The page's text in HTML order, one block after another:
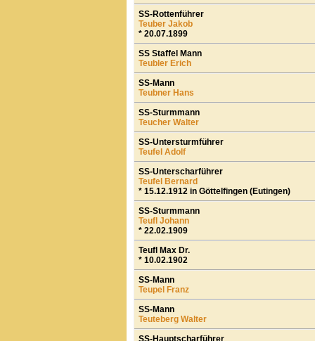
SS-Rottenführer
Teuber Jakob
* 20.07.1899
SS Staffel Mann
Teubler Erich
SS-Mann
Teubner Hans
SS-Sturmmann
Teucher Walter
SS-Untersturmführer
Teufel Adolf
SS-Unterscharführer
Teufel Bernard
* 15.12.1912 in Göttelfingen (Eutingen)
SS-Sturmmann
Teufl Johann
* 22.02.1909
Teufl Max Dr.
* 10.02.1902
SS-Mann
Teupel Franz
SS-Mann
Teuteberg Walter
SS-Hauptscharführer